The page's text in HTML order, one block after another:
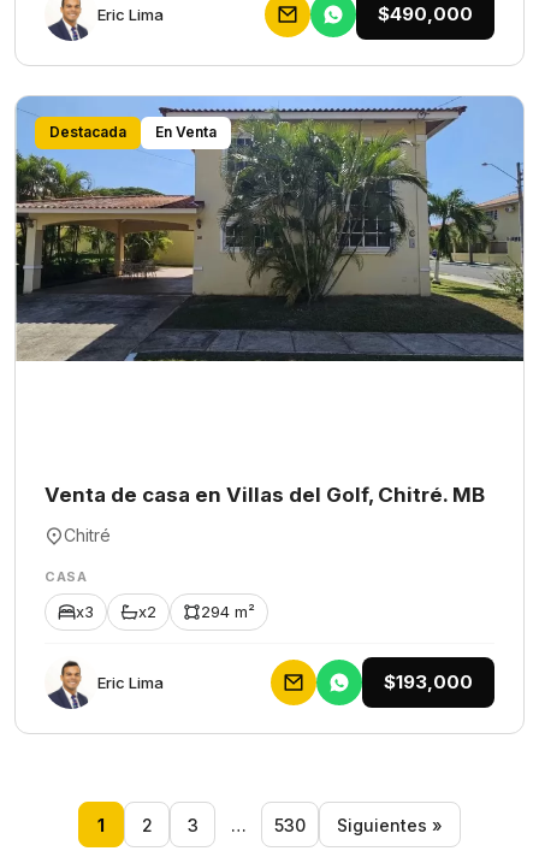
Eric Lima $490,000
Destacada En Venta
Venta de casa en Villas del Golf, Chitré. MB
Chitré
CASA
x3 x2 294 m²
Eric Lima $193,000
1 2 3 … 530 Siguientes »